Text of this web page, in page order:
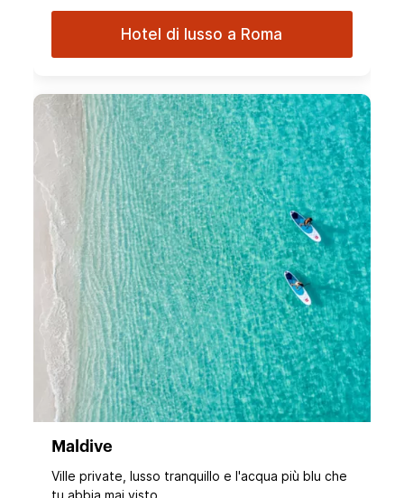
Hotel di lusso a Roma
Maldive
Ville private, lusso tranquillo e l'acqua più blu che
tu abbia mai visto.